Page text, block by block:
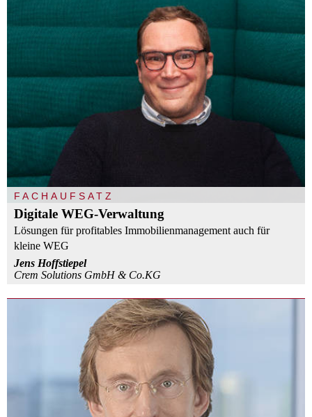
FACHAUFSATZ
Digitale WEG-Verwaltung
Lösungen für profitables Immobilienmanagement auch für
kleine WEG
Jens Hoffstiepel
Crem Solutions GmbH & Co.KG